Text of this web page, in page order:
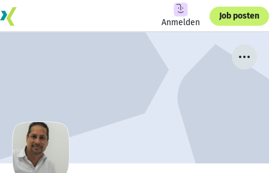
Anmelden
Job posten